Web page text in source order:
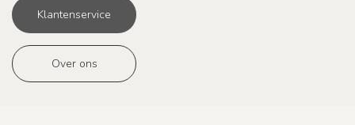
Klantenservice
Over ons